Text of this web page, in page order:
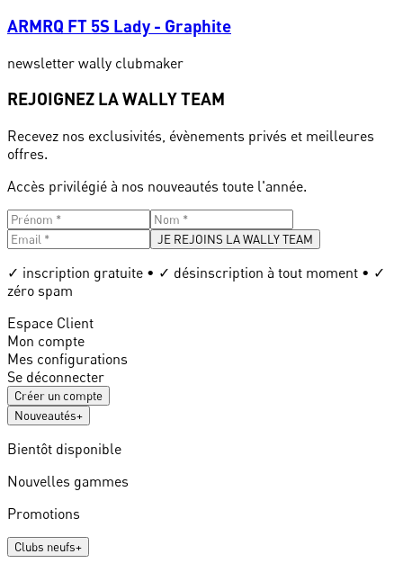
ARMRQ FT 5S Lady - Graphite
newsletter wally clubmaker
REJOIGNEZ LA WALLY TEAM
Recevez nos exclusivités, évènements privés et meilleures
offres.
Accès privilégié à nos nouveautés toute l'année.
JE REJOINS LA WALLY TEAM
✓ inscription gratuite • ✓ désinscription à tout moment • ✓
zéro spam
Espace Client
Mon compte
Mes configurations
Se déconnecter
Créer un compte
Nouveautés+
Bientôt disponible
Nouvelles gammes
Promotions
Clubs neufs+